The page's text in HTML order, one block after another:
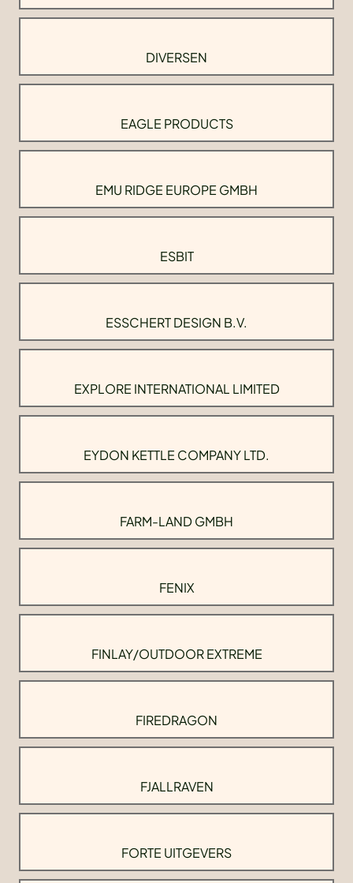
DIVERSEN
EAGLE PRODUCTS
EMU RIDGE EUROPE GMBH
ESBIT
ESSCHERT DESIGN B.V.
EXPLORE INTERNATIONAL LIMITED
EYDON KETTLE COMPANY LTD.
FARM-LAND GMBH
FENIX
FINLAY/OUTDOOR EXTREME
FIREDRAGON
FJALLRAVEN
FORTE UITGEVERS